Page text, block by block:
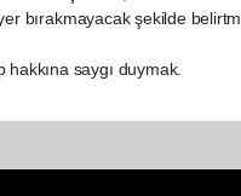
bırakmayacak şekilde
saygı duymak.